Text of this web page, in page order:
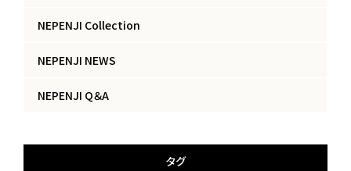
NEPENJI Collection
NEPENJI NEWS
NEPENJI Q＆A
タグ